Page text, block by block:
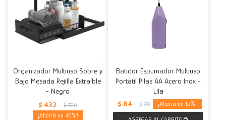
Organizador Multiuso Sobre y
Bajo Mesada Rejilla Extraíble
- Negro
$ 432 $ 720
40
Batidor Espumador Multiuso
Portátil Pilas AA Acero Inox -
Lila
$ 84 $ 99 15